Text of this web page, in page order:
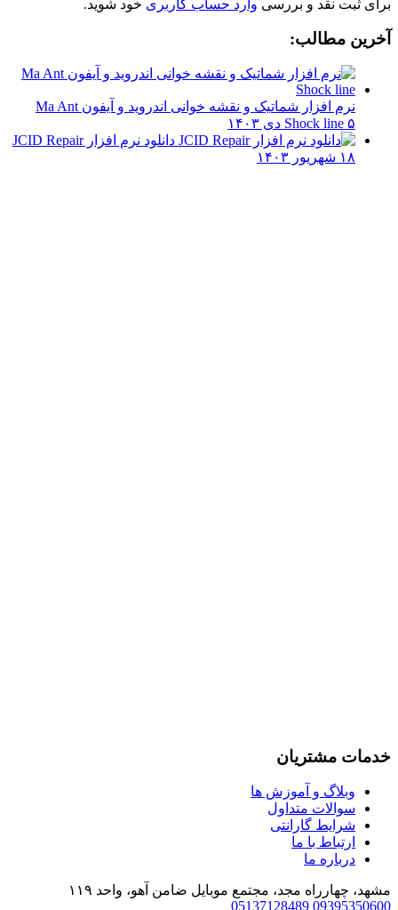
برای ثبت نقد و بررسی وارد حساب کاربری خود شوید.
آخرین مطالب:
نرم افزار شماتیک و نقشه خوانی اندروید و آیفون Ma Ant
Shock line ۵ دی ۱۴۰۳
دانلود نرم افزار JCID Repair
۱۸ شهریور ۱۴۰۳
خدمات مشتریان
وبلاگ و آموزش ها
سوالات متداول
شرایط گارانتی
ارتباط با ما
درباره ما
مشهد، چهارراه مجد، مجتمع موبایل ضامن آهو، واحد ۱۱۹
09395350600
05137128489